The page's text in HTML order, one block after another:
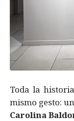
Toda la
mismo gesto:
Carolina